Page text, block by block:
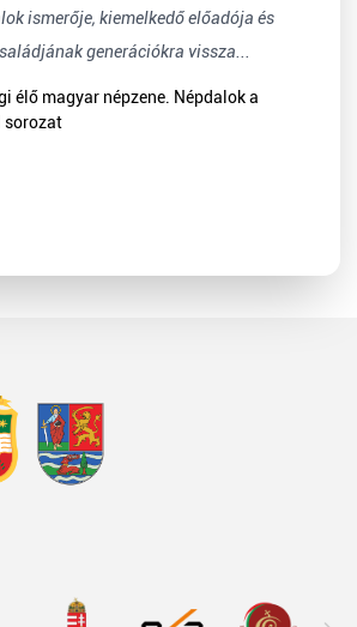
ismerője, kiemelkedő előadója és
generációkra vissza...
élő magyar népzene. Népdalok a
sorozat